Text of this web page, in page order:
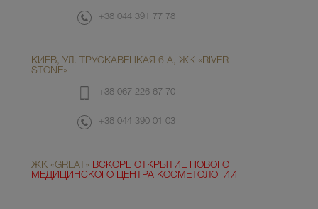
+38 044 391 77 78
КИЕВ, УЛ. ТРУСКАВЕЦКАЯ 6 А, ЖК «RIVER
STONE»
+38 067 226 67 70
+38 044 390 01 03
ЖК «GREAT» ВСКОРЕ ОТКРЫТИЕ НОВОГО
МЕДИЦИНСКОГО ЦЕНТРА КОСМЕТОЛОГИИ